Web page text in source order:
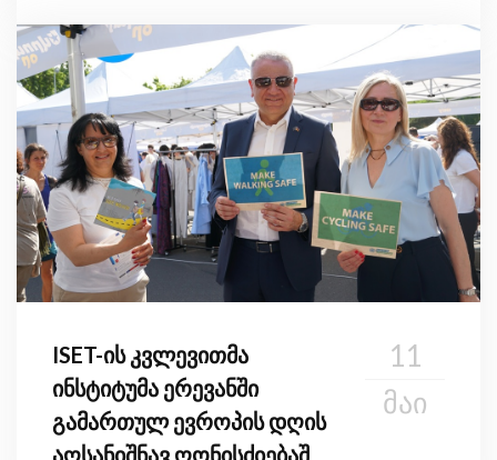
ISET-ის კვლევითმა
ინსტიტუმა ერევანში
გამართულ ევროპის დღის
აღსანიშნავ ღონისძიებაში
11
ᲛᲐᲘ